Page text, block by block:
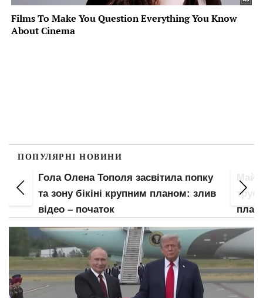
ПОПУЛЯРНІ НОВИНИ
Гола Олена Тополя засвітила попку
та зону бікіні крупним планом: злив
відео – початок